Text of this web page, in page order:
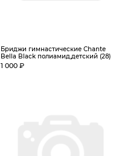
Бриджи гимнастические Chante
Bella Black полиамид,детский (28)
1 000 ₽